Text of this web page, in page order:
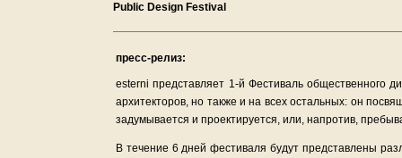
Public Design Festival
пресс-релиз:
esterni представляет 1-й Фестиваль общественного
архитекторов, но также и на всех остальных: он
задумывается и проектируется, или, напротив,
В течение 6 дней фестиваля будут представлены